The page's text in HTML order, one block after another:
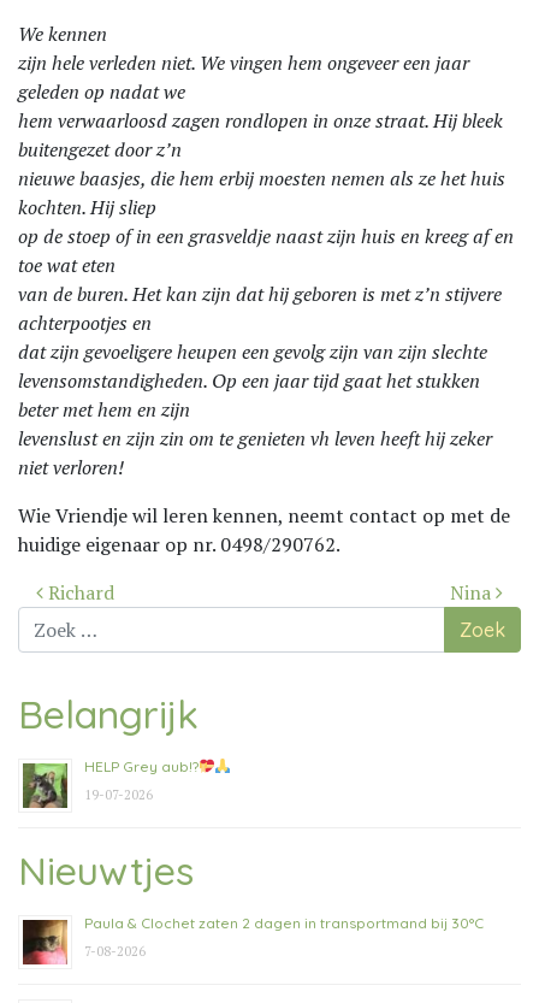
We kennen
zijn hele verleden niet. We vingen hem ongeveer een jaar
geleden op nadat we
hem verwaarloosd zagen rondlopen in onze straat. Hij bleek
buitengezet door z’n
nieuwe baasjes, die hem erbij moesten nemen als ze het huis
kochten. Hij sliep
op de stoep of in een grasveldje naast zijn huis en kreeg af en
toe wat eten
van de buren. Het kan zijn dat hij geboren is met z’n stijvere
achterpootjes en
dat zijn gevoeligere heupen een gevolg zijn van zijn slechte
levensomstandigheden. Op een jaar tijd gaat het stukken
beter met hem en zijn
levenslust en zijn zin om te genieten vh leven heeft hij zeker
niet verloren!
Wie Vriendje wil leren kennen, neemt contact op met de
huidige eigenaar op nr. 0498/290762.
Bericht
navigatie
Richard
Nina
Zoek
naar:
Belangrijk
HELP Grey aub!?
19-07-2026
Nieuwtjes
Paula & Clochet zaten 2 dagen in transportmand bij 30°C
7-08-2026